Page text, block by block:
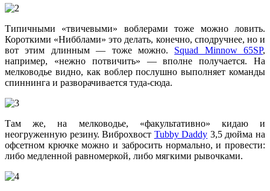
Типичными «твичевыми» воблерами тоже можно ловить.
Короткими «Нибблами» это делать, конечно, сподручнее, но и
вот этим длинным — тоже можно. Squad Minnow 65SP,
например, «нежно потвичить» — вполне получается. На
мелководье видно, как воблер послушно выполняет команды
спиннинга и разворачивается туда-сюда.
Там же, на мелководье, «факультативно» кидаю и
неогруженную резину. Виброхвост Tubby Daddy 3,5 дюйма на
офсетном крючке можно и забросить нормально, и провести:
либо медленной равномеркой, либо мягкими рывочками.